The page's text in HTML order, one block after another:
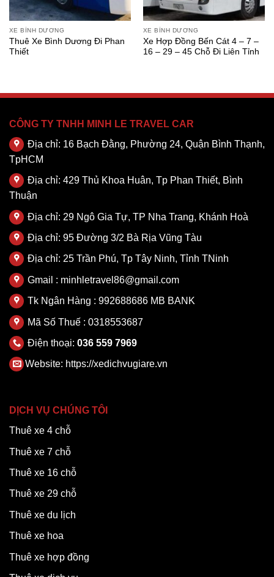
XE BÌNH DƯƠNG
Thuê Xe Bình Dương Đi Phan
Thiết
XE BÌNH DƯƠNG
Xe Hợp Đồng Bến Cát 4 – 7 –
16 – 29 – 45 Chỗ Đi Liên Tỉnh
CÔNG TY TNHH MINH LE TRAVEL CAR
Địa chỉ: 16 Bạch Đằng, Phường 24, Quận Bình Thạnh,
TpHCM
Địa chỉ: 429 Thủ Khoa Huân, Tp Phan Thiết, Bình
Thuận
Địa chỉ: 29 Ngô Gia Tự, TP Nha Trang, Khánh Hoà
Địa chỉ: 95 Đường 3/2 Bà Rịa Vũng Tàu
Địa chỉ: 25 Trần Phú, Tp Tây Ninh, Tỉnh TNinh
Gmail : minhletravel86@gmail.com
Tk Ngân Hàng : 992688686 MB BANK
Mã Số Thuế : 0318553687
Điện thoại: 036 559 7969
Website: https://xedichvugiare.vn
DỊCH VỤ CHÚNG TÔI
Thuê xe 4 chỗ
Thuê xe 7 chỗ
Thuê xe 16 chỗ
Thuê xe 29 chỗ
Thuê xe du lịch
Thuê xe hoa
Thuê xe hợp đồng